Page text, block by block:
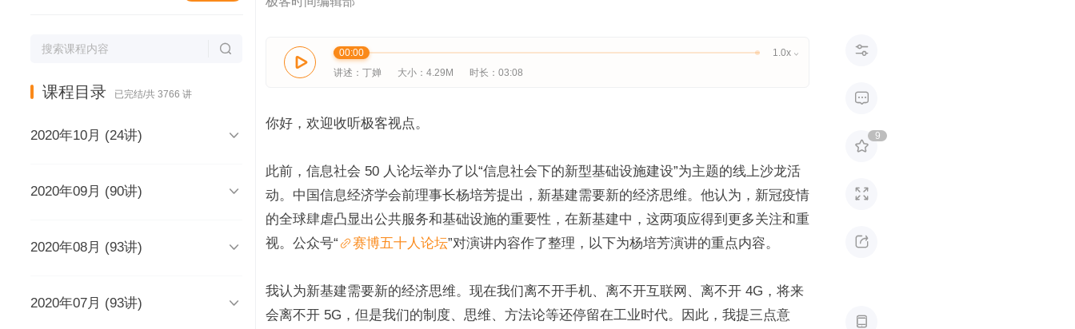

课程目录 已完结/共 3766 讲
2020年10月 (24讲) 
极客视点，和你说声再见，再见
DevOps工程师该懂些什么？
摆脱焦虑的3个方法
2020年09月 (90讲) 
Java人应该知道的10大GitHub仓
2020年08月 (93讲) 
架构师能力模型（上）
2020年07月 (93讲) 

00:00 1.0x 
讲述：丁婵 大小：4.29M 时长：03:08
你好，欢迎收听极客视点。
此前，信息社会 50 人论坛举办了以“信息社会下的新型基础设施建设”为主题的线上沙龙活
动。中国信息经济学会前理事长杨培芳提出，新基建需要新的经济思维。他认为，新冠疫情
的全球肆虐凸显出公共服务和基础设施的重要性，在新基建中，这两项应得到更多关注和重
视。公众号“
赛博五十人论坛”对演讲内容作了整理，以下为杨培芳演讲的重点内容。
我认为新基建需要新的经济思维。现在我们离不开手机、离不开互联网、离不开 4G，将来
会离不开 5G，但是我们的制度、思维、方法论等还停留在工业时代。因此，我提三点意



9


